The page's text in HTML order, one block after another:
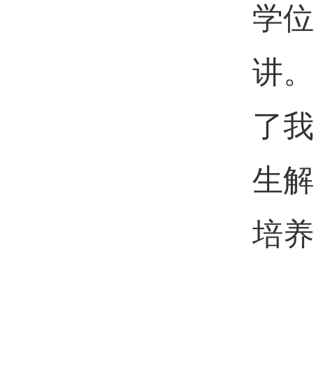
学
讲
了
生
培